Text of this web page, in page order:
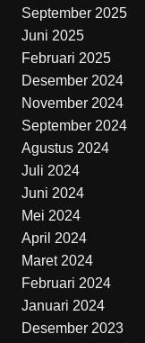
September 2025
Juni 2025
Februari 2025
Desember 2024
November 2024
September 2024
Agustus 2024
Juli 2024
Juni 2024
Mei 2024
April 2024
Maret 2024
Februari 2024
Januari 2024
Desember 2023